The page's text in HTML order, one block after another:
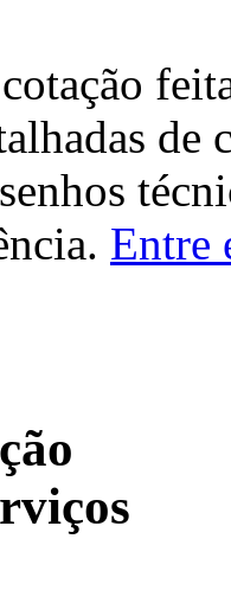
de
Entre